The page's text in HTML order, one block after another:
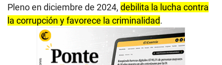
Pleno en diciembre de 2024, debilita la lucha contra
la corrupción y favorece la criminalidad.